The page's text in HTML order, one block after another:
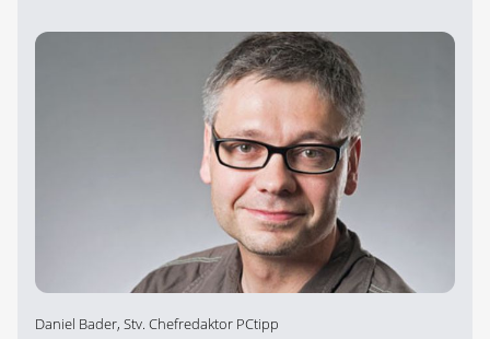
Daniel Bader, Stv. Chefredaktor PCtipp